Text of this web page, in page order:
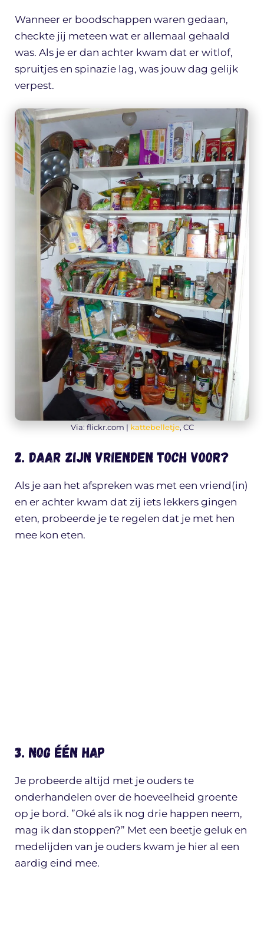
Wanneer er boodschappen waren gedaan,
checkte jij meteen wat er allemaal gehaald
was. Als je er dan achter kwam dat er witlof,
spruitjes en spinazie lag, was jouw dag gelijk
verpest.
Via: flickr.com | kattebelletje, CC
2. Daar zijn vrienden toch voor?
Als je aan het afspreken was met een vriend(in)
en er achter kwam dat zij iets lekkers gingen
eten, probeerde je te regelen dat je met hen
mee kon eten.
3. Nog één hap
Je probeerde altijd met je ouders te
onderhandelen over de hoeveelheid groente
op je bord. ”Oké als ik nog drie happen neem,
mag ik dan stoppen?” Met een beetje geluk en
medelijden van je ouders kwam je hier al een
aardig eind mee.